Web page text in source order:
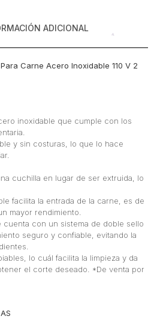
ADICIONAL
Carne Acero Inoxidable 110 V 2
inoxidable que cumple con los
y sin costuras, lo que lo hace
cuchilla en lugar de ser extruida, lo
facilita la entrada de la carne, es de
mayor rendimiento.
cuenta con un sistema de doble sello
seguro y confiable, evitando la
lo cuál facilita la limpieza y da
el corte deseado. *De venta por